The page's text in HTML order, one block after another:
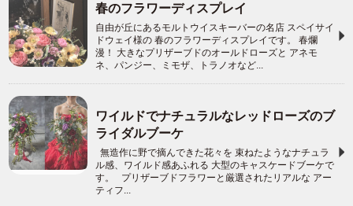
春のフラワーディスプレイ
自由が丘にあるモルトウイスキーバーの名店 スペイサイ
ドウェイ様の 春のフラワーディスプレイです。 春爛
漫！ 大きなプリザーブドのオールドローズと アネモ
ネ、パンジー、ミモザ、トラノオなど...
ワイルドでナチュラルなレッドローズのブ
ライダルブーケ
無造作に野で摘んできた花々を 束ねたようなナチュラ
ル感、ワイルド感あふれる 大型のキャスケードブーケで
す。 プリザーブドフラワーと厳選されたリアルな アー
ティフ...